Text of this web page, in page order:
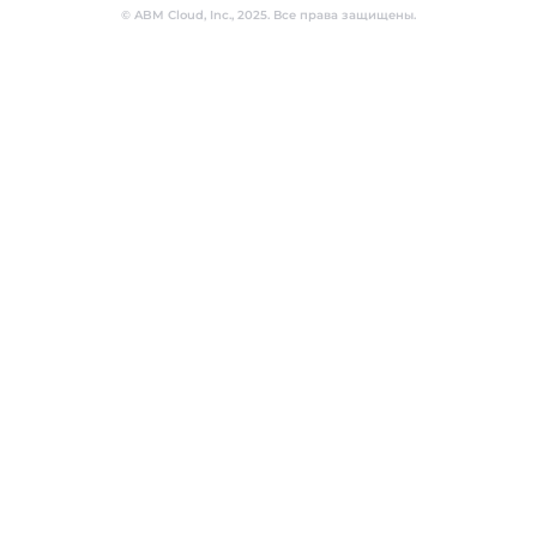
© ABM Cloud, Inc., 2025. Все права защищены.